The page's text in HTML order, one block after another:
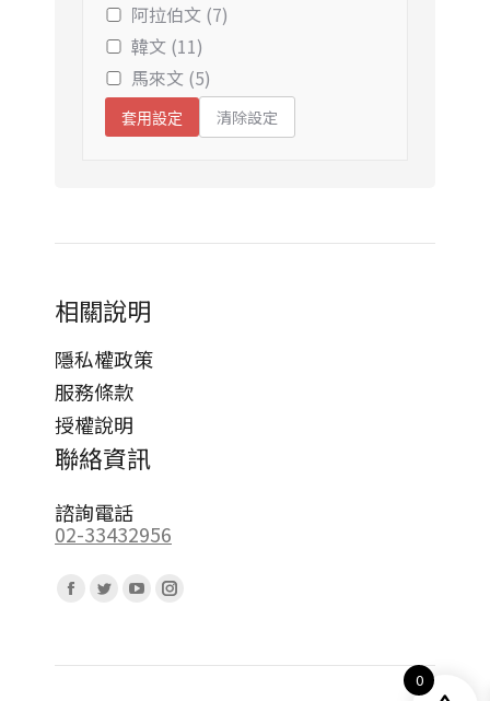
阿拉伯文 (7)
韓文 (11)
馬來文 (5)
套用設定 清除設定
相關說明
隱私權政策
服務條款
授權說明
聯絡資訊
諮詢電話
02-33432956
Facebook
opens
Twitter
opens
YouTube
opens
Instagram
opens
0